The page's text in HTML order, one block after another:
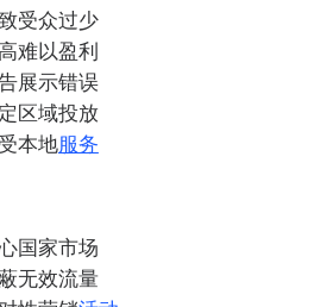
受众过少
难以盈利
展示错误
区域投放
本地服务
国家市场
无效流量